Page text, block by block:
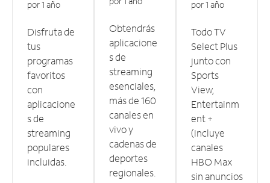
por 1 año
Disfruta de
tus
programas
favoritos
con
aplicacione
s de
streaming
populares
incluidas.
Obtendrás
aplicacione
s de
streaming
esenciales,
más de 160
canales en
vivo y
cadenas de
deportes
regionales.
por 1 año
Todo TV
Select Plus
junto con
Sports
View,
Entertainm
ent +
(incluye
canales
HBO Max
sin anuncios